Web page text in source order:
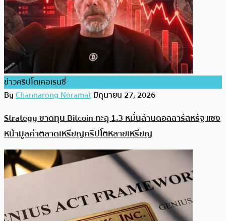
ข่าวคริปโตเคอเรนซี่
ByChannarong Noramatมิถุนายน 27, 2026
Strategy ขาดทุน Bitcoin ทะลุ 1.3 หมื่นล้านดอลลาร์สหรัฐ แซง
หน้ามูลค่าตลาดเหรียญคริปโตหลายเหรียญ